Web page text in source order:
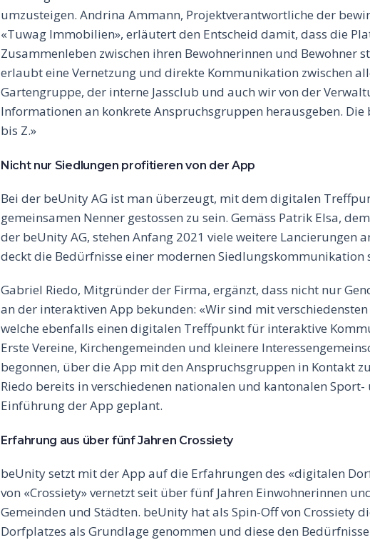
umzusteigen. Andrina Ammann, Projektverantwortliche der
«Tuwag Immobilien», erläutert den Entscheid damit, dass die
Zusammenleben zwischen ihren Bewohnerinnen und Bewohner
erlaubt eine Vernetzung und direkte Kommunikation zwischen
Gartengruppe, der interne Jassclub und auch wir von der
Informationen an konkrete Anspruchsgruppen herausgeben.
bis Z.»
Nicht nur Siedlungen profitieren von der App
Bei der beUnity AG ist man überzeugt, mit dem digitalen
gemeinsamen Nenner gestossen zu sein. Gemäss Patrik Elsa,
der beUnity AG, stehen Anfang 2021 viele weitere Lancierungen
deckt die Bedürfnisse einer modernen Siedlungskommunikation
Gabriel Riedo, Mitgründer der Firma, ergänzt, dass nicht nur
an der interaktiven App bekunden: «Wir sind mit
welche ebenfalls einen digitalen Treffpunkt für interaktive
Erste Vereine, Kirchengemeinden und kleinere
begonnen, über die App mit den Anspruchsgruppen in Kontakt
Riedo bereits in verschiedenen nationalen und kantonalen
Einführung der App geplant.
Erfahrung aus über fünf Jahren Crossiety
beUnity setzt mit der App auf die Erfahrungen des «digitalen
von «Crossiety» vernetzt seit über fünf Jahren Einwohnerinnen
Gemeinden und Städten. beUnity hat als Spin-Off von Crossiety
Dorfplatzes als Grundlage genommen und diese den